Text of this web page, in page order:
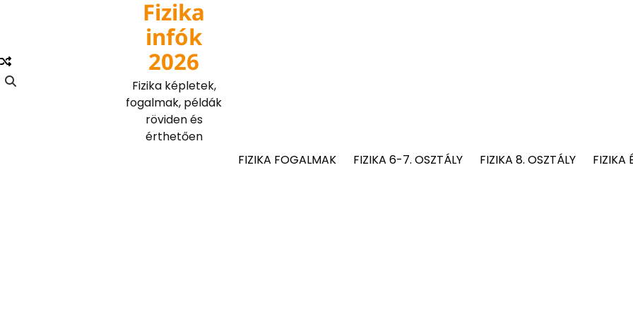
Fizika
infók
2026
Fizika képletek,
fogalmak, példák
röviden és
érthetően
FIZIKA FOGALMAK
FIZIKA 6-7. OSZTÁLY FIZIKA 8. OSZTÁLY FIZIKA